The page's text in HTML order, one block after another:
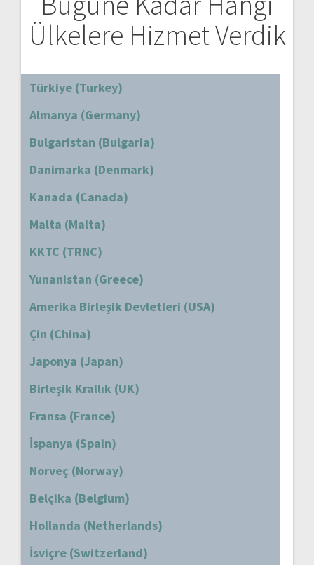
Ülkelere Hizmet Verdik
Türkiye (Turkey)
Almanya (Germany)
Bulgaristan (Bulgaria)
Danimarka (Denmark)
Kanada (Canada)
Malta (Malta)
KKTC (TRNC)
Yunanistan (Greece)
Amerika Birleşik Devletleri (USA)
Çin (China)
Japonya (Japan)
Birleşik Krallık (UK)
Fransa (France)
İspanya (Spain)
Norveç (Norway)
Belçika (Belgium)
Hollanda (Netherlands)
İsviçre (Switzerland)